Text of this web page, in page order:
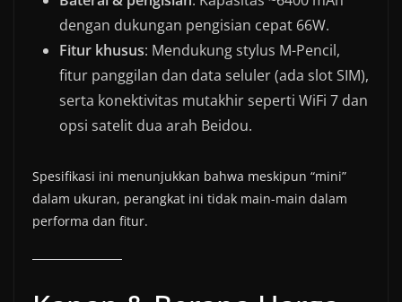
dengan dukungan pengisian cepat 66W.
Fitur khusus: Mendukung stylus M-Pencil,
fitur panggilan dan data seluler (ada slot SIM),
serta konektivitas mutakhir seperti WiFi 7 dan
opsi satelit dua arah Beidou.
Spesifikasi ini menunjukkan bahwa meskipun “mini”
dalam ukuran, perangkat ini tidak main-main dalam
performa dan fitur.